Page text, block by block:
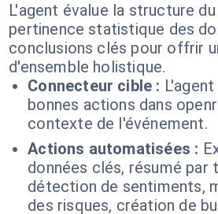
L'agent évalue la structure
pertinence statistique des
conclusions clés pour offrir
d'ensemble holistique.
Connecteur cible :
bonnes actions dans
contexte de l'événement.
Actions automatisées :
données clés, résumé par
détection de sentiments,
des risques, création de